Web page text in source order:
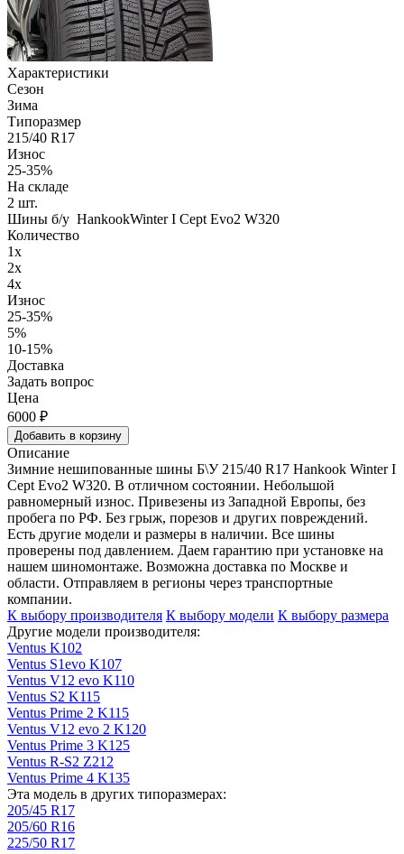
Характеристики
Сезон
Зима
Типоразмер
215/40 R17
Износ
25-35%
На складе
2 шт.
Шины б/у HankookWinter I Cept Evo2 W320
Количество
1x
2x
4x
Износ
25-35%
5%
10-15%
Доставка
Задать вопрос
Цена
6000 ₽
Добавить в корзину
Описание
Зимние нешипованные шины Б\У 215/40 R17 Hankook Winter I
Cept Evo2 W320. В отличном состоянии. Небольшой
равномерный износ. Привезены из Западной Европы, без
пробега по РФ. Без грыж, порезов и других повреждений.
Есть другие модели и размеры в наличии. Все шины
проверены под давлением. Даем гарантию при установке на
нашем шиномонтаже. Возможна доставка по Москве и
области. Отправляем в регионы через транспортные
компании.
К выбору производителя К выбору модели К выбору размера
Другие модели производителя:
Ventus K102
Ventus S1evo K107
Ventus V12 evo K110
Ventus S2 K115
Ventus Prime 2 K115
Ventus V12 evo 2 K120
Ventus Prime 3 K125
Ventus R-S2 Z212
Ventus Prime 4 K135
Эта модель в других типоразмерах:
205/45 R17
205/60 R16
225/50 R17